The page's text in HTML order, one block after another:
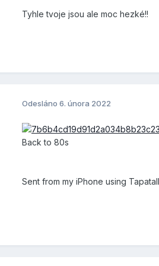
Tyhle tvoje jsou ale moc hezké!!
Odesláno 6. února 2022
Back to 80s
Sent from my iPhone using